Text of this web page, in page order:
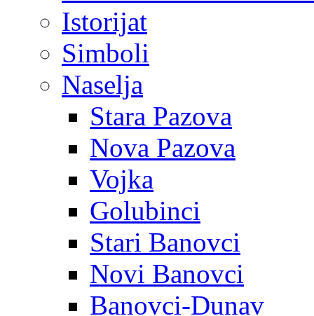
Istorijat
Simboli
Naselja
Stara Pazova
Nova Pazova
Vojka
Golubinci
Stari Banovci
Novi Banovci
Banovci-Dunav